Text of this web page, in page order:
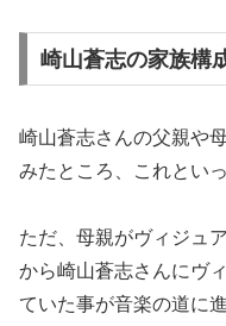
崎山蒼志の家族構
崎山蒼志さんの父親や
みたところ、これとい
ただ、母親がヴィジュ
から崎山蒼志さんにヴ
ていた事が音楽の道に